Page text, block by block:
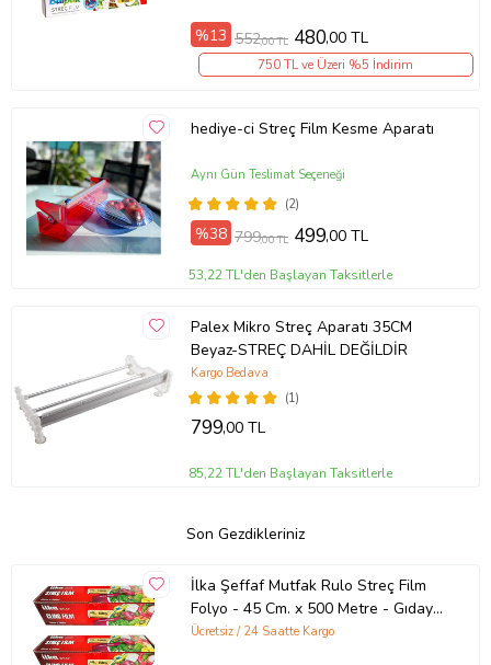
%13 552,00 TL 480,00 TL
750 TL ve Üzeri %5 İndirim
hediye-ci Streç Film Kesme Aparatı
(2)
Aynı Gün Teslimat Seçeneği
%38 799,00 TL 499,00 TL
53,22 TL'den Başlayan Taksitlerle
Palex Mikro Streç Aparatı 35CM
Beyaz-STREÇ DAHİL DEĞİLDİR
(1)
Kargo Bedava
799,00 TL
85,22 TL'den Başlayan Taksitlerle
Son Gezdikleriniz
İlka Şeffaf Mutfak Rulo Streç Film
Folyo - 45 Cm. x 500 Metre - Gıdaya
Uygun - 3 Paket
Ücretsiz / 24 Saatte Kargo